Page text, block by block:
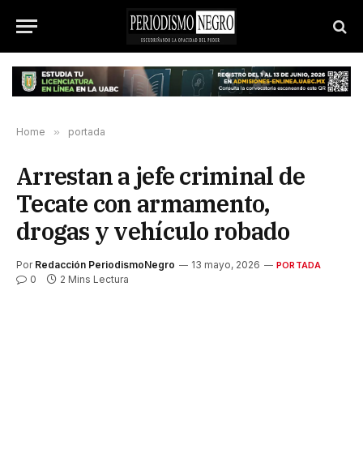
Home » portada
Arrestan a jefe criminal de
Tecate con armamento,
drogas y vehículo robado
Por Redacción PeriodismoNegro 13 mayo, 2026 PORTADA
0 2 Mins Lectura